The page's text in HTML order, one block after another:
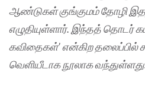
ஆண்டுகள் குங்குமம் தோழி
எழுதியுள்ளார். இந்தத் தொடர்
கவிதைகள்’ என்கிற தலைப்பில்
வெளியீடாக நூலாக